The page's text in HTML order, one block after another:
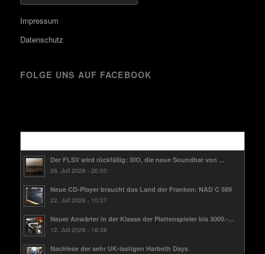
Impressum
Datenschutz
FOLGE UNS AUF FACEBOOK
Der FLSV wird rückfällig: XIO, die neue Soundbar von ...
28. Juli 2026 - 20:00
Neue CD-Player braucht das Land der Franken: NAD C 589
22. Juli 2026 - 10:37
Neuer Anwärter in der Klasse der Plattenspieler bis 3000.-...
12. Juli 2026 - 16:38
Nachlese der sehr UK-lastigen Harbeth Days